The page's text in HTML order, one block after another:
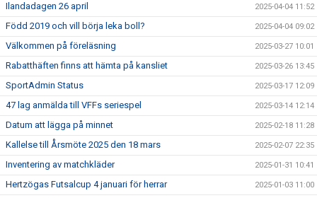
Ilandadagen 26 april 2025-04-04 11:52
Född 2019 och vill börja leka boll? 2025-04-04 09:02
Välkommen på föreläsning 2025-03-27 10:01
Rabatthäften finns att hämta på kansliet 2025-03-26 13:45
SportAdmin Status 2025-03-17 12:09
47 lag anmälda till VFFs seriespel 2025-03-14 12:14
Datum att lägga på minnet 2025-02-18 11:28
Kallelse till Årsmöte 2025 den 18 mars 2025-02-07 22:35
Inventering av matchkläder 2025-01-31 10:41
Hertzögas Futsalcup 4 januari för herrar 2025-01-03 11:00